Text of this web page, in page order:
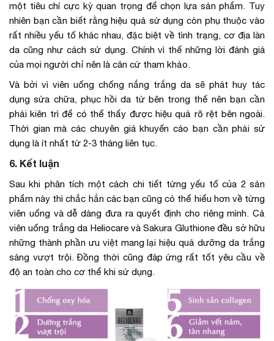
một tiêu chí cực kỳ quan trọng để chọn lựa sản phẩm. Tuy
nhiên bạn cần biết rằng hiệu quả sử dụng còn phụ thuộc vào
rất nhiều yếu tố khác nhau, đặc biệt về tình trạng, cơ địa làn
da cũng như cách sử dụng. Chính vì thế những lời đánh giá
của mọi người chỉ nên là căn cứ tham khảo.
Và bởi vì viên uống chống nắng trắng da sẽ phát huy tác
dụng sửa chữa, phục hồi da từ bên trong thế nên bạn cần
phải kiên trì để có thể thấy được hiệu quả rõ rệt bên ngoài.
Thời gian mà các chuyên giá khuyến cáo bạn cần phải sử
dụng là ít nhất từ 2-3 tháng liên tục.
6. Kết luận
Sau khi phân tích một cách chi tiết từng yếu tố của 2 sản
phẩm này thì chắc hẳn các bạn cũng có thể hiểu hơn về từng
viên uống và dễ dàng đưa ra quyết định cho riêng mình. Cả
viên uống trắng da Heliocare và Sakura Gluthione đều sở hữu
những thành phần ưu việt mang lại hiệu quả dưỡng da trắng
sáng vượt trội. Đồng thời cũng đáp ứng rất tốt yêu cầu về
độ an toàn cho cơ thể khi sử dụng.